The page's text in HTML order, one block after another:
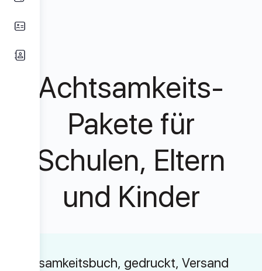
Achtsamkeits-
Pakete für
Schulen, Eltern
und Kinder
Achtsamkeitsbuch, gedruckt, Versand